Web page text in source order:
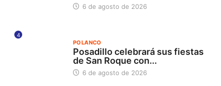
6 de agosto de 2026
4
POLANCO
Posadillo celebrará sus fiestas
de San Roque con...
6 de agosto de 2026